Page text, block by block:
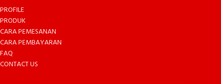
PROFILE
PRODUK
CARA PEMESANAN
CARA PEMBAYARAN
FAQ
CONTACT US